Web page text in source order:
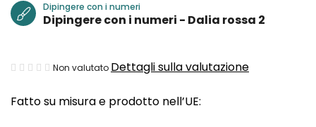
Fatto su misura e prodotto nell’UE:
Dipingere con i numeri
Dipingere con i numeri - Dalia rossa 2
La
media
Non valutato Dettagli sulla valutazione